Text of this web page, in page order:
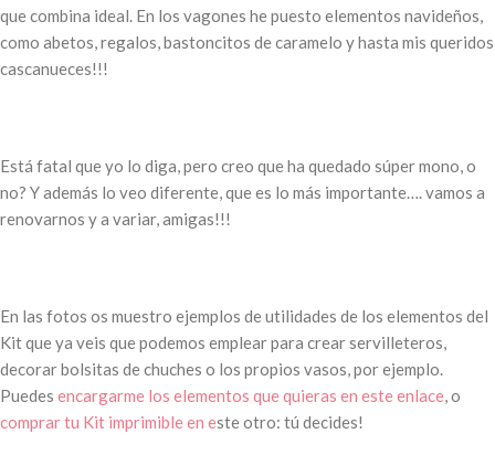
que combina ideal. En los vagones he puesto elementos navideños,
como abetos, regalos, bastoncitos de caramelo y hasta mis queridos
cascanueces!!!
Está fatal que yo lo diga, pero creo que ha quedado súper mono, o
no? Y además lo veo diferente, que es lo más importante…. vamos a
renovarnos y a variar, amigas!!!
En las fotos os muestro ejemplos de utilidades de los elementos del
Kit que ya veis que podemos emplear para crear servilleteros,
decorar bolsitas de chuches o los propios vasos, por ejemplo.
Puedes encargarme los elementos que quieras en este enlace, o
comprar tu Kit imprimible en este otro: tú decides!